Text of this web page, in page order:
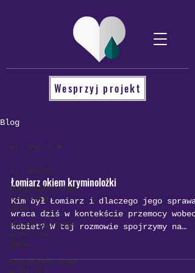
Wesprzyj projekt
Blog
All Posts
Kobietobójstwa
w Polsce
2026
Kobietobójstwa
w Polsce
2024
Kobietobójstwa
All Posts
Łomiarz okiem kryminolożki
Kim był Łomiarz i dlaczego jego sprawa
wraca dziś w kontekście przemocy wobec
kobiet? W tej rozmowie spojrzymy na
sprawę Henryka Rytki z perspektywy
przemocy wobec kobiet, motywowanej